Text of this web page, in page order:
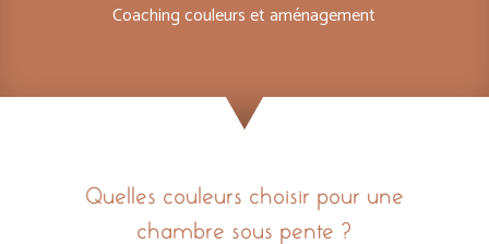
Coaching couleurs et aménagement
Quelles couleurs choisir pour une
chambre sous pente ?